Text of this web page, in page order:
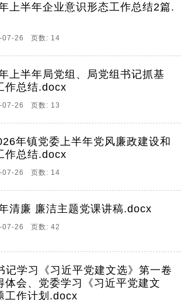
上半年企业意识形态工作总结2篇.
07-26 页数: 14
上半年局党组、局党组书记抓基
作总结.docx
07-26 页数: 13
年镇党委上半年党风廉政建设和
作总结.docx
07-26 页数: 14
清廉 廉洁主题党课讲稿.docx
07-26 页数: 42
记学习《习近平党建文选》第一卷
体会、党委学习《习近平党建文
工作计划.docx